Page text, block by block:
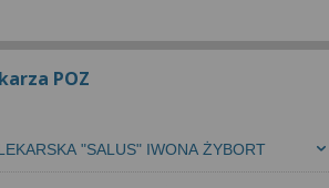
POZ
"SALUS" IWONA ŻYBORT